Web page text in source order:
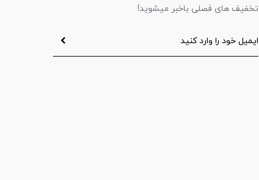
تخفیف های فصلی باخبر میشوید!